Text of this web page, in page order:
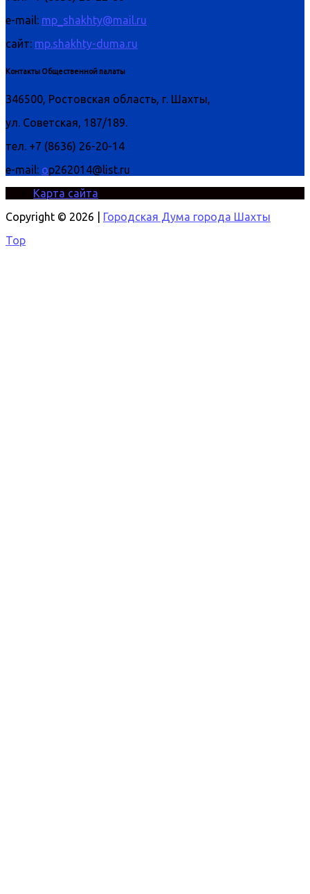
e-mail: mp_shakhty@mail.ru
сайт: mp.shakhty-duma.ru
Контакты Общественной палаты
346500, Ростовская область, г. Шахты,
ул. Советская, 187/189.
тел. +7 (8636) 26-20-14
e-mail: op262014@list.ru
Карта сайта
Copyright © 2026 |
Городская Дума города Шахты
Top